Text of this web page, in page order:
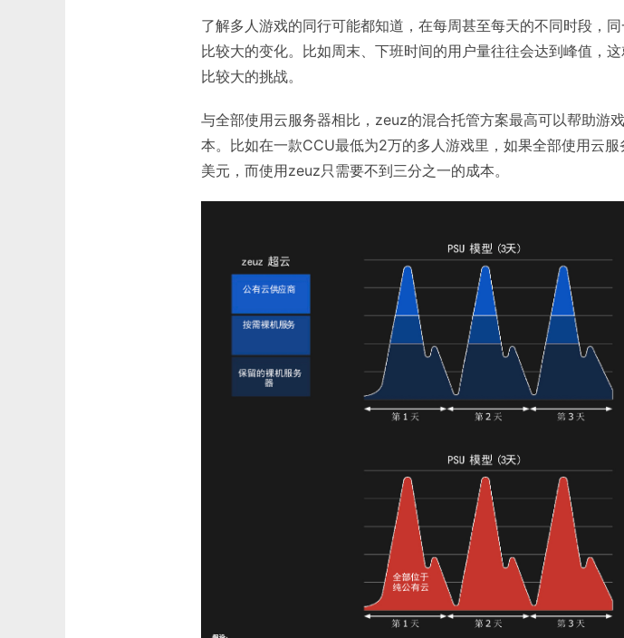
了解多人游戏的同行可能都知道，在每周甚至每天的不同时段，
比较大的变化。比如周末、下班时间的用户量往往会达到峰值，
比较大的挑战。
与全部使用云服务器相比，zeuz的混合托管方案最高可以帮助游
本。比如在一款CCU最低为2万的多人游戏里，如果全部使用云
美元，而使用zeuz只需要不到三分之一的成本。